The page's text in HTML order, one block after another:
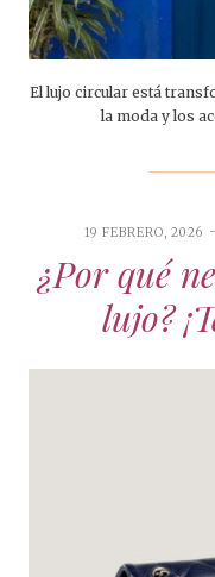
El lujo circular está
la moda y los
19 FEBRERO, 2026
¿Por qué
lujo?